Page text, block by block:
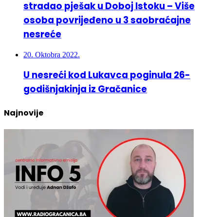
Crna hronika – Suicid u Pribavi, smrtno
stradao pješak u Doboj Istoku – Više
osoba povrijeđeno u 3 saobraćajne
nesreće
20. Oktobra 2022.
U nesreći kod Lukavca poginula 26-
Najnovije